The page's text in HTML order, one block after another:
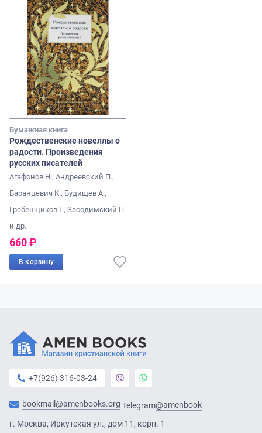
Бумажная книга
Рождественские новеллы о
радости. Произведения
русских писателей
Агафонов Н., Андреевский П.,
Баранцевич К., Будищев А.,
Гребенщиков Г., Засодимский П.
и др.
660₽
В корзину
+7(926) 316-03-24
bookmail@amenbooks.org Telegram@amenbook
г. Москва, Иркутская ул., дом 11, корп. 1